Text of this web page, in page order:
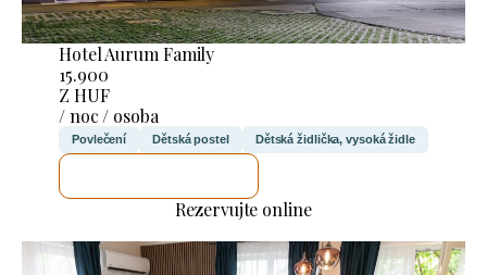
Hotel Aurum Family
15.900
Z HUF
/ noc / osoba
Povlečení Dětská postel Dětská židlička, vysoká židle
Rezervujte online